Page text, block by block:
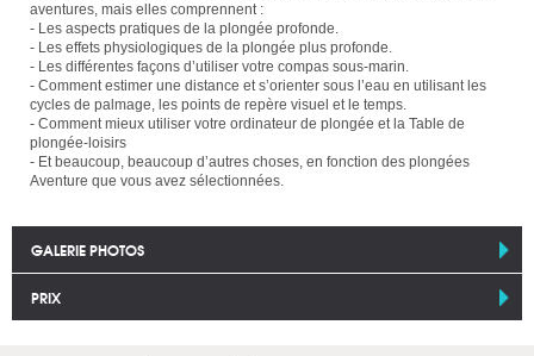
aventures, mais elles comprennent :
- Les aspects pratiques de la plongée profonde.
- Les effets physiologiques de la plongée plus profonde.
- Les différentes façons d’utiliser votre compas sous-marin.
- Comment estimer une distance et s’orienter sous l’eau en utilisant les
cycles de palmage, les points de repère visuel et le temps.
- Comment mieux utiliser votre ordinateur de plongée et la Table de
plongée-loisirs
- Et beaucoup, beaucoup d’autres choses, en fonction des plongées
Aventure que vous avez sélectionnées.
GALERIE PHOTOS
PRIX